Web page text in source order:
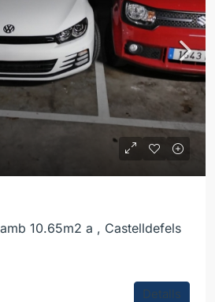
10.65m2 a , Castelldefels
Detalls